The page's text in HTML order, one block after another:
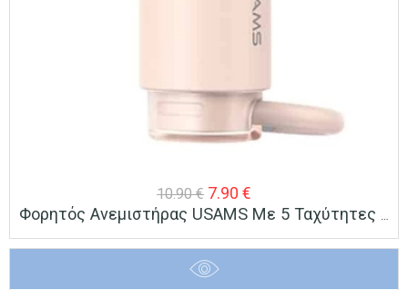
10.90€ Original
price
was:
10.90 €.
7.90 €
τρέχουσα
τιμή
Φορητός Ανεμιστήρας USAMS Με 5 Ταχύτητες 2000mAh Λευκός, Μαύρος Ή Ροζ